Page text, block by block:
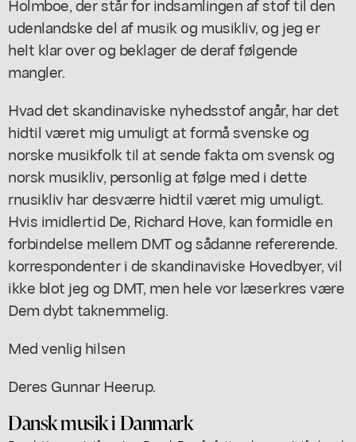
udenlandske del af musik og musikliv, og jeg er
helt klar over og beklager de deraf følgende
mangler.
Hvad det skandinaviske nyhedsstof angår, har det
hidtil været mig umuligt at formå svenske og
norske musikfolk til at sende fakta om svensk og
norsk musikliv, personlig at følge med i dette
rnusikliv har desværre hidtil været mig umuligt.
Hvis imidlertid De, Richard Hove, kan formidle en
forbindelse mellem DMT og sådanne refererende.
korrespondenter i de skandinaviske Hovedbyer, vil
ikke blot jeg og DMT, men hele vor læserkres være
Dem dybt taknemmelig.
Med venlig hilsen
Deres Gunnar Heerup.
Dansk musik i Danmark